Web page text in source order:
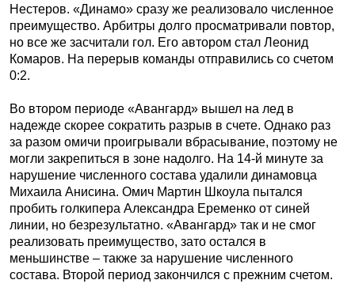
Нестеров. «Динамо» сразу же реализовало численное
преимущество. Арбитры долго просматривали повтор,
но все же засчитали гол. Его автором стал Леонид
Комаров. На перерыв команды отправились со счетом
0:2.
Во втором периоде «Авангард» вышел на лед в
надежде скорее сократить разрыв в счете. Однако раз
за разом омичи проигрывали вбрасывание, поэтому не
могли закрепиться в зоне надолго. На 14-й минуте за
нарушение численного состава удалили динамовца
Михаила Анисина. Омич Мартин Шкоула пытался
пробить голкипера Александра Еременко от синей
линии, но безрезультатно. «Авангард» так и не смог
реализовать преимущество, зато остался в
меньшинстве – также за нарушение численного
состава. Второй период закончился с прежним счетом.